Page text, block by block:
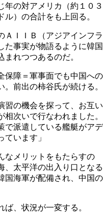
年の対アメリカ（約１０３
）の合計をも上回る。
ＡＩＩＢ（アジアインフラ
た事実が物語るように韓国
れつつあるのだ。
保障＝軍事面でも中国への
前出の柿谷氏が続ける。
習の機会を探って、お互い
次いで行なわれました。
で派遣している艦艇がアデ
います」
なメリットをもたらすの
太平洋の出入り口となる
国海軍が配備され、中国の
、状況が一変する。